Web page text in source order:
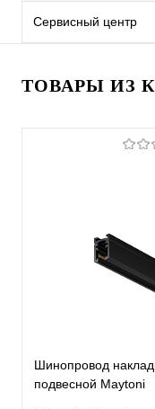
Сервисный центр
ТОВАРЫ ИЗ
Шинопровод
подвесной Maytoni